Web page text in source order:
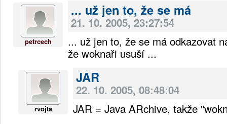
petrcech
... už jen to, že se má
21. 10. 2005, 23:27:54
... už jen to, že se má odkazovat
že woknaři usuší ...
rvojta
JAR
22. 10. 2005, 08:48:04
JAR = Java ARchive, takže